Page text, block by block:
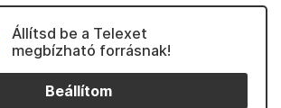
Állítsd be a Telexet
megbízható forrásnak!
Beállítom